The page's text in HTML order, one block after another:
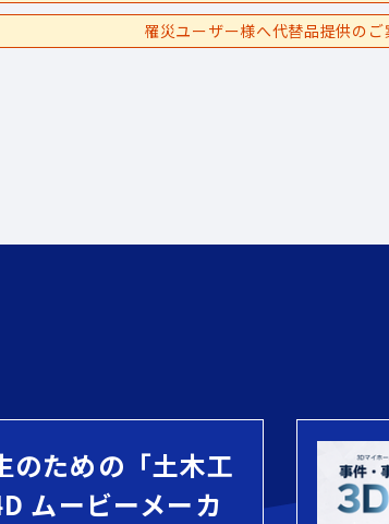
罹災ユーザー様へ代替品提供のご
のための「土木工
ムービーメーカ